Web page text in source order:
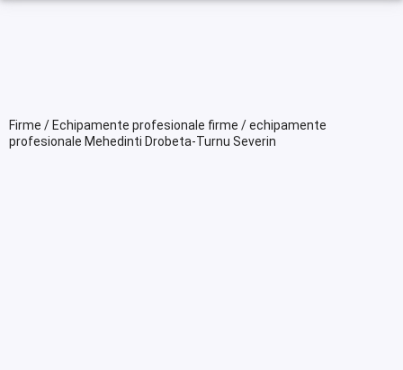
Firme / Echipamente profesionale firme / echipamente
profesionale Mehedinti Drobeta-Turnu Severin